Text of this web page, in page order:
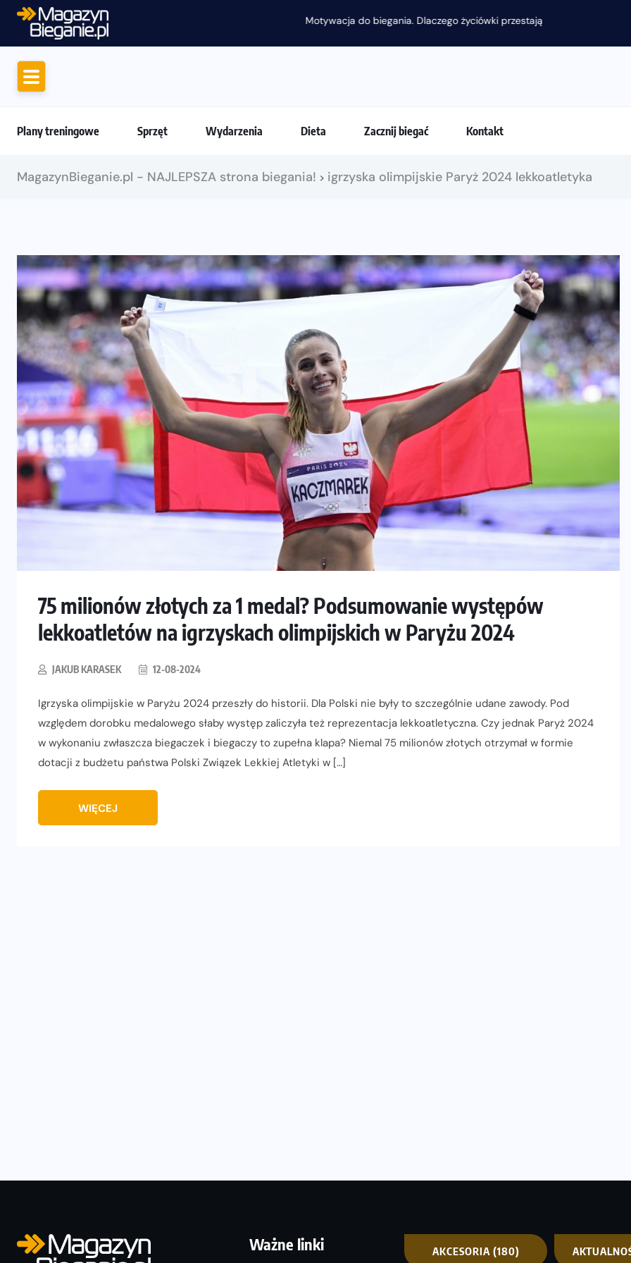
Motywacja do biegania. Dlaczego życiówki przestają być najważniejsze?
Plany treningowe Sprzęt Wydarzenia Dieta Zacznij biegać Kontakt
MagazynBieganie.pl - NAJLEPSZA strona biegania! > igrzyska olimpijskie Paryż 2024 lekkoatletyka
75 milionów złotych za 1 medal? Podsumowanie występów
lekkoatletów na igrzyskach olimpijskich w Paryżu 2024
JAKUB KARASEK 12-08-2024
Igrzyska olimpijskie w Paryżu 2024 przeszły do historii. Dla Polski nie były to szczególnie udane zawody. Pod
względem dorobku medalowego słaby występ zaliczyła też reprezentacja lekkoatletyczna. Czy jednak Paryż 2024
w wykonaniu zwłaszcza biegaczek i biegaczy to zupełna klapa? Niemal 75 milionów złotych otrzymał w formie
dotacji z budżetu państwa Polski Związek Lekkiej Atletyki w […]
WIĘCEJ
Ważne linki AKCESORIA (180)